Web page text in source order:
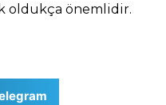
oldukça önemlidir.